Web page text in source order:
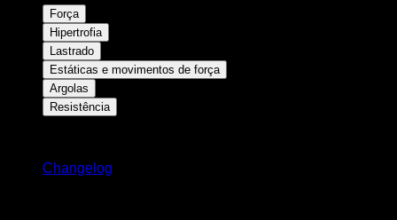
Força
Hipertrofia
Lastrado
Estáticas e movimentos de força
Argolas
Resistência
Changelog